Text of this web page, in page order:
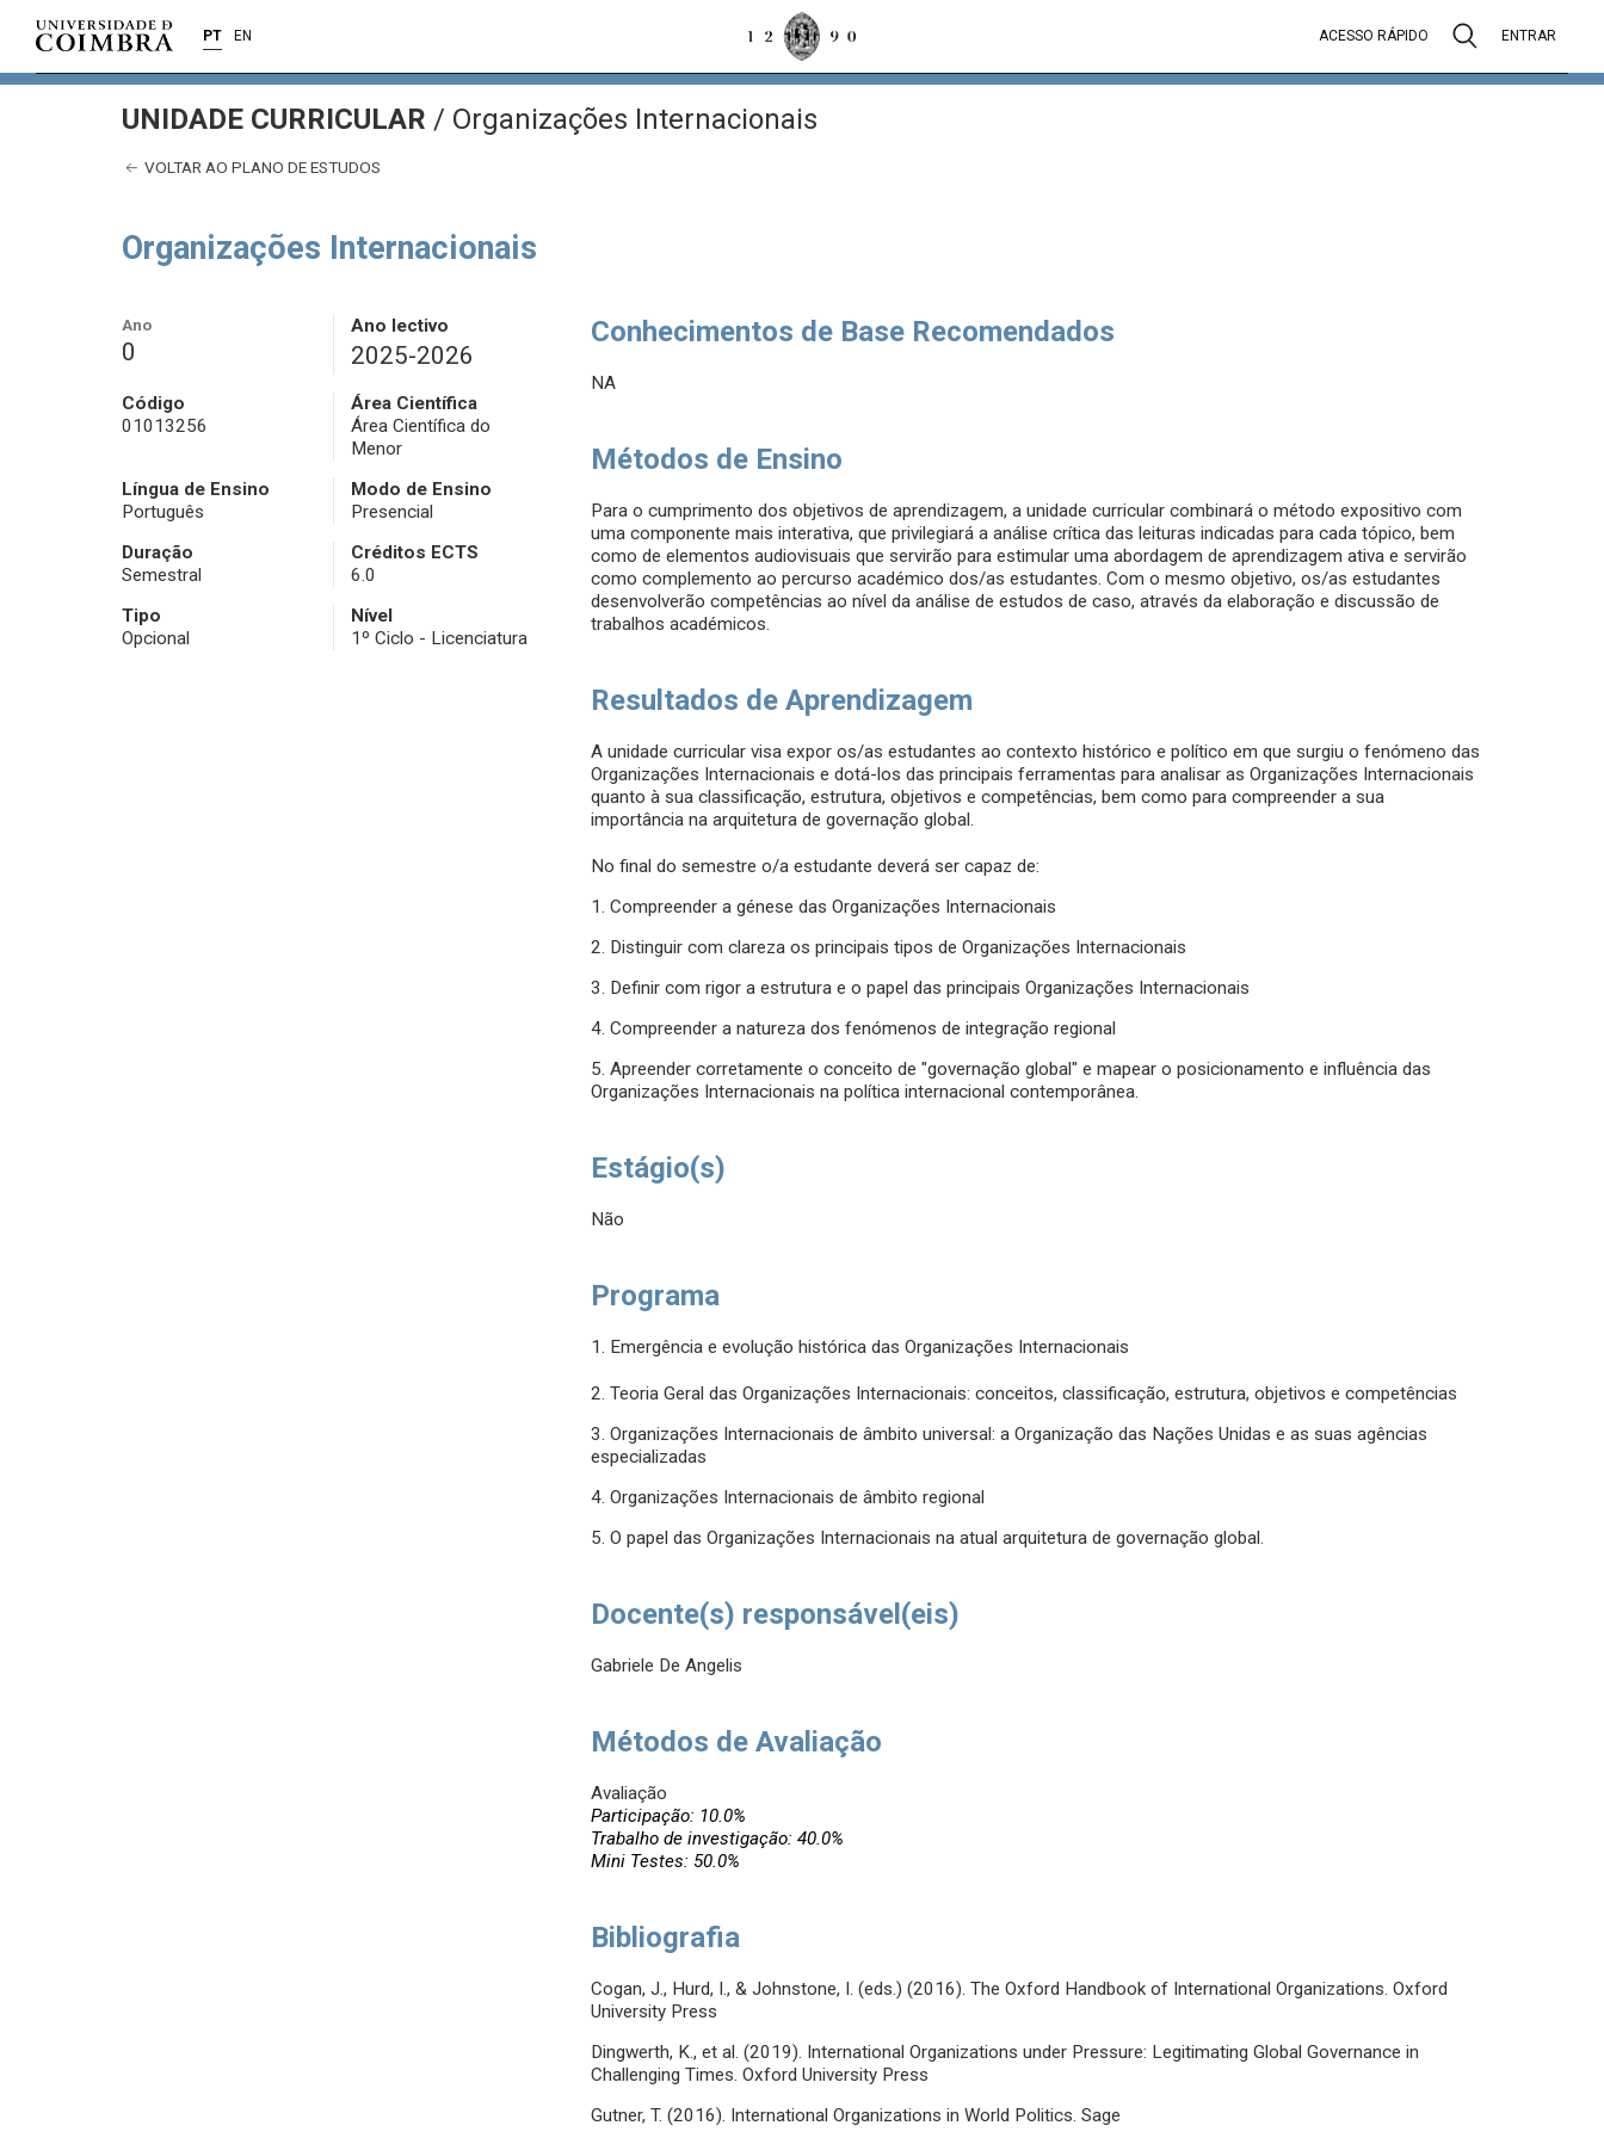
PT EN ACESSO RÁPIDO ENTRAR
UNIDADE CURRICULAR / Organizações Internacionais
VOLTAR AO PLANO DE ESTUDOS
Organizações Internacionais
Ano
0
Ano lectivo
2025-2026
Código
01013256
Área Científica
Área Científica do
Menor
Língua de Ensino
Português
Modo de Ensino
Presencial
Duração
Semestral
Créditos ECTS
6.0
Tipo
Opcional
Nível
1º Ciclo - Licenciatura
Conhecimentos de Base Recomendados
NA
Métodos de Ensino
Para o cumprimento dos objetivos de aprendizagem, a unidade curricular combinará o método expositivo com
uma componente mais interativa, que privilegiará a análise crítica das leituras indicadas para cada tópico, bem
como de elementos audiovisuais que servirão para estimular uma abordagem de aprendizagem ativa e servirão
como complemento ao percurso académico dos/as estudantes. Com o mesmo objetivo, os/as estudantes
desenvolverão competências ao nível da análise de estudos de caso, através da elaboração e discussão de
trabalhos académicos.
Resultados de Aprendizagem
A unidade curricular visa expor os/as estudantes ao contexto histórico e político em que surgiu o fenómeno das
Organizações Internacionais e dotá-los das principais ferramentas para analisar as Organizações Internacionais
quanto à sua classificação, estrutura, objetivos e competências, bem como para compreender a sua
importância na arquitetura de governação global.
No final do semestre o/a estudante deverá ser capaz de:
1. Compreender a génese das Organizações Internacionais
2. Distinguir com clareza os principais tipos de Organizações Internacionais
3. Definir com rigor a estrutura e o papel das principais Organizações Internacionais
4. Compreender a natureza dos fenómenos de integração regional
5. Apreender corretamente o conceito de "governação global" e mapear o posicionamento e influência das
Organizações Internacionais na política internacional contemporânea.
Estágio(s)
Não
Programa
1. Emergência e evolução histórica das Organizações Internacionais
2. Teoria Geral das Organizações Internacionais: conceitos, classificação, estrutura, objetivos e competências
3. Organizações Internacionais de âmbito universal: a Organização das Nações Unidas e as suas agências
especializadas
4. Organizações Internacionais de âmbito regional
5. O papel das Organizações Internacionais na atual arquitetura de governação global.
Docente(s) responsável(eis)
Gabriele De Angelis
Métodos de Avaliação
Avaliação
Participação: 10.0%
Trabalho de investigação: 40.0%
Mini Testes: 50.0%
Bibliografia
Cogan, J., Hurd, I., & Johnstone, I. (eds.) (2016). The Oxford Handbook of International Organizations. Oxford
University Press
Dingwerth, K., et al. (2019). International Organizations under Pressure: Legitimating Global Governance in
Challenging Times. Oxford University Press
Gutner, T. (2016). International Organizations in World Politics. Sage